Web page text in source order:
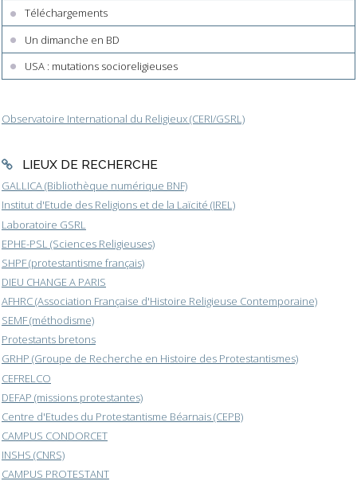
Téléchargements
Un dimanche en BD
USA : mutations socioreligieuses
Observatoire International du Religieux (CERI/GSRL)
LIEUX DE RECHERCHE
GALLICA (Bibliothèque numérique BNF)
Institut d'Etude des Religions et de la Laïcité (IREL)
Laboratoire GSRL
EPHE-PSL (Sciences Religieuses)
SHPF (protestantisme français)
DIEU CHANGE A PARIS
AFHRC (Association Française d'Histoire Religieuse Contemporaine)
SEMF (méthodisme)
Protestants bretons
GRHP (Groupe de Recherche en Histoire des Protestantismes)
CEFRELCO
DEFAP (missions protestantes)
Centre d'Etudes du Protestantisme Béarnais (CEPB)
CAMPUS CONDORCET
INSHS (CNRS)
CAMPUS PROTESTANT